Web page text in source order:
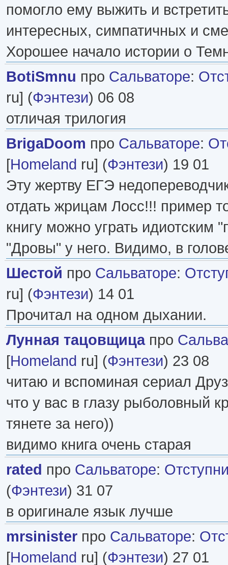
помогло ему выжить и
интересных, симпатичных и
Хорошее начало истории о
BotiSmnu про Сальваторе:
ru] (Фэнтези) 06 08
отличая трилогия
BrigaDoom про Сальваторе:
[Homeland ru] (Фэнтези) 19 01
Эту жертву ЕГЭ
отдать жрицам Лосс!!! пример
книгу можно уграть идиотским
"Дровы" у него. Видимо, в
Шестой про Сальваторе:
ru] (Фэнтези) 14 01
Прочитал на одном дыхании.
Лунная тацовщицапро
[Homeland ru] (Фэнтези) 23 08
читаю и вспоминая сериал
что у вас в глазу рыболовный
тянете за него))
видимо книга очень старая
rated про Сальваторе:
(Фэнтези) 31 07
в оригинале язык лучше
mrsinister про Сальваторе:
[Homeland ru] (Фэнтези) 27 01